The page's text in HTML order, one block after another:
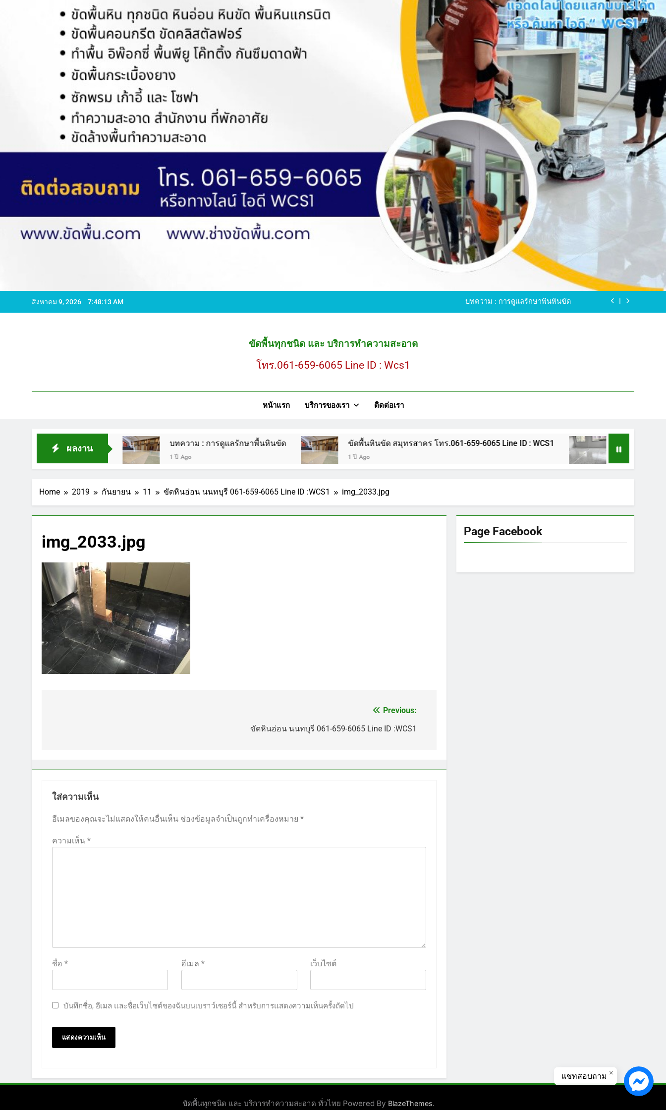
สิงหาคม 9, 2026 7:48:14 AM
ขัดพื้นหินขัด อบต.แหลมบัวนครปฐม
ขัดพื้นหินอ่อน โทร.0616596065 ไลน์ WCS1
บทความ : การดูแลรักษาพื้นหินขัด
ขัดพื้นหินขัด สมุทรสาคร โทร.061-659-6065 Line ID : WCS1
ขัดพื้นทุกชนิด และ บริการทำความสะอาด
โทร.061-659-6065 Line ID : Wcs1
หน้าแรก บริการของเรา ติดต่อเรา
ผลงาน
ไลน์ WCS1 บทความ : การดูแลรักษาพื้นหินขัด
1 ปี Ago
ขัดพื้นหินขัด สมุทรสาคร โทร.061-659-6065 Line ID : WCS1
1 ปี Ago
ขัดพื้นหินขัด อบต.แหลมบัว
1 ปี Ago
Home 2019 กันยายน 11 ขัดหินอ่อน นนทบุรี 061-659-6065 Line ID :WCS1 img_2033.jpg
img_2033.jpg
Previous:
ขัดหินอ่อน นนทบุรี 061-659-6065 Line ID :WCS1
ใส่ความเห็น
อีเมลของคุณจะไม่แสดงให้คนอื่นเห็น ช่องข้อมูลจำเป็นถูกทำเครื่องหมาย *
ความเห็น *
ชื่อ * อีเมล * เว็บไซต์
บันทึกชื่อ, อีเมล และชื่อเว็บไซต์ของฉันบนเบราว์เซอร์นี้ สำหรับการแสดงความเห็นครั้งถัดไป
Page Facebook
ขัดพื้นทุกชนิด และ บริการทำความสะอาด ทั่วไทย Powered By BlazeThemes.
แชทสอบถาม